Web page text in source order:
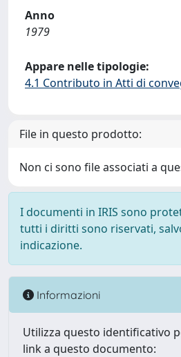
Anno
1979
Appare nelle tipologie:
4.1 Contributo in Atti di
File in questo prodotto:
Non ci sono file associati a
I documenti in IRIS sono
tutti i diritti sono riservati,
indicazione.
Informazioni
Utilizza questo identificativo
link a questo documento: